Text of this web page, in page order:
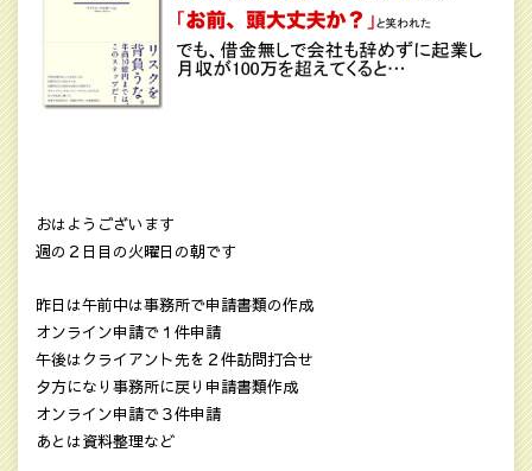
おはようございます
週の２日目の火曜日の朝です
昨日は午前中は事務所で申請書類の作成
オンライン申請で１件申請
午後はクライアント先を２件訪問打合せ
夕方になり事務所に戻り申請書類作成
オンライン申請で３件申請
あとは資料整理など